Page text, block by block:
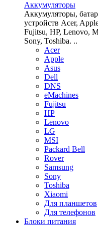
Аккумуляторы
Аккумуляторы,
устройств Acer,
Fujitsu, HP, Lenovo,
Sony, Toshiba. ..
Acer
Apple
Asus
Dell
DNS
eMachines
Fujitsu
HP
Lenovo
LG
MSI
Packard Bell
Rover
Samsung
Sony
Toshiba
Xiaomi
Для планшетов
Для телефонов
Блоки питания